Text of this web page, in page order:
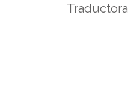
Traductora